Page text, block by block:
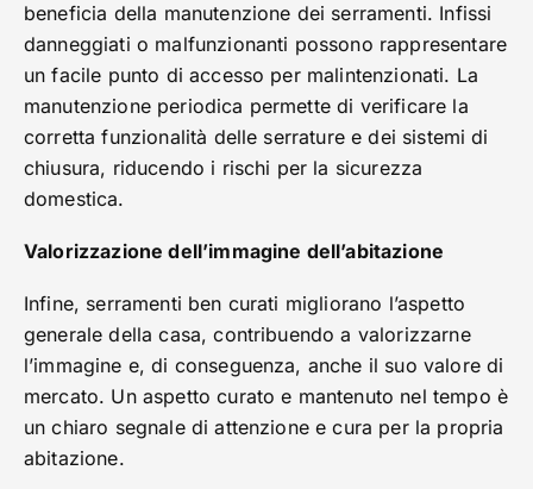
beneficia della manutenzione dei serramenti. Infissi
danneggiati o malfunzionanti possono rappresentare
un facile punto di accesso per malintenzionati. La
manutenzione periodica permette di verificare la
corretta funzionalità delle serrature e dei sistemi di
chiusura, riducendo i rischi per la sicurezza
domestica.
Valorizzazione dell’immagine dell’abitazione
Infine, serramenti ben curati migliorano l’aspetto
generale della casa, contribuendo a valorizzarne
l’immagine e, di conseguenza, anche il suo valore di
mercato. Un aspetto curato e mantenuto nel tempo è
un chiaro segnale di attenzione e cura per la propria
abitazione.